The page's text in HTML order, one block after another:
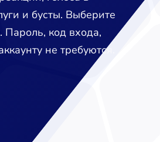
и бусты. Выберите
Пароль, код входа,
не требуются.